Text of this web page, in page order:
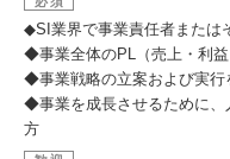
◆SI業界で事業責任者または
◆事業全体のPL（売上・利
◆事業戦略の立案および実行
◆事業を成長させるために、
方